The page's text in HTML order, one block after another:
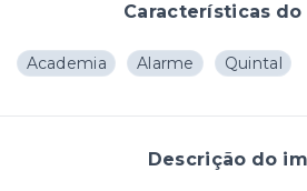
Características do
Academia Alarme Quintal
Descrição do